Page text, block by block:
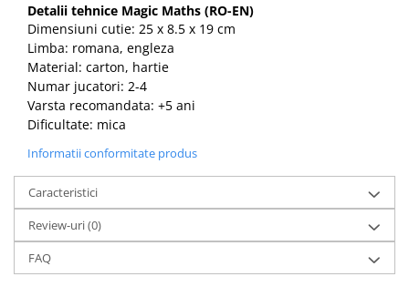
Detalii tehnice Magic Maths (RO-EN)
Dimensiuni cutie: 25 x 8.5 x 19 cm
Limba: romana, engleza
Material: carton, hartie
Numar jucatori: 2-4
Varsta recomandata: +5 ani
Dificultate: mica
Informatii conformitate produs
Caracteristici
Review-uri(0)
FAQ